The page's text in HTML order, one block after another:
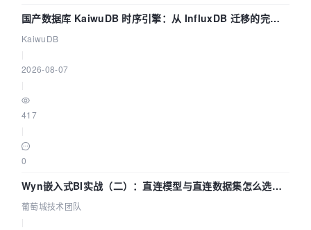
国产数据库 KaiwuDB 时序引擎：从 InfluxDB 迁移的完整
技术路径
KaiwuDB
2026-08-07
417
0
Wyn嵌入式BI实战（二）：直连模型与直连数据集怎么选，
参数为什么不生效？| 葡萄城技术团队
葡萄城技术团队